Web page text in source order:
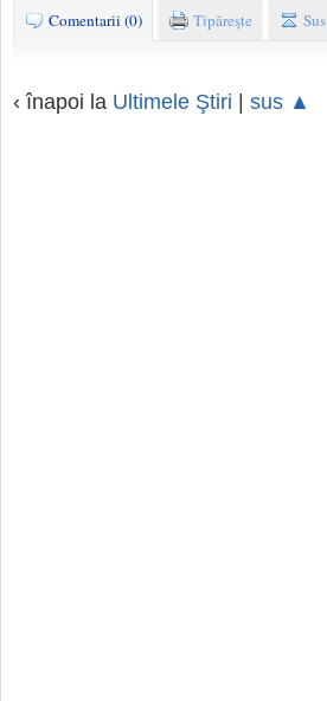
Comentarii (0) Tipăreşte Sus
‹ înapoi la Ultimele Ştiri | sus ▲